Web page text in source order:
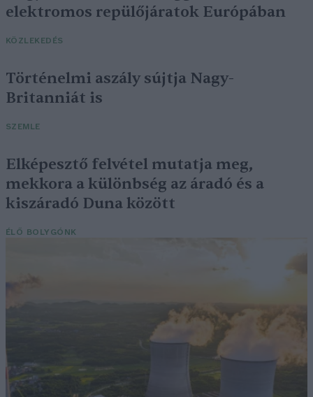
elektromos repülőjáratok Európában
KÖZLEKEDÉS
Történelmi aszály sújtja Nagy-
Britanniát is
SZEMLE
Elképesztő felvétel mutatja meg,
mekkora a különbség az áradó és a
kiszáradó Duna között
ÉLŐ BOLYGÓNK